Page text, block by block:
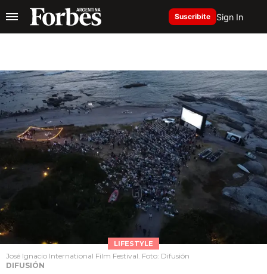
Suscribite Sign In
LIFESTYLE
José Ignacio International Film Festival. Foto: Difusión
DIFUSIÓN